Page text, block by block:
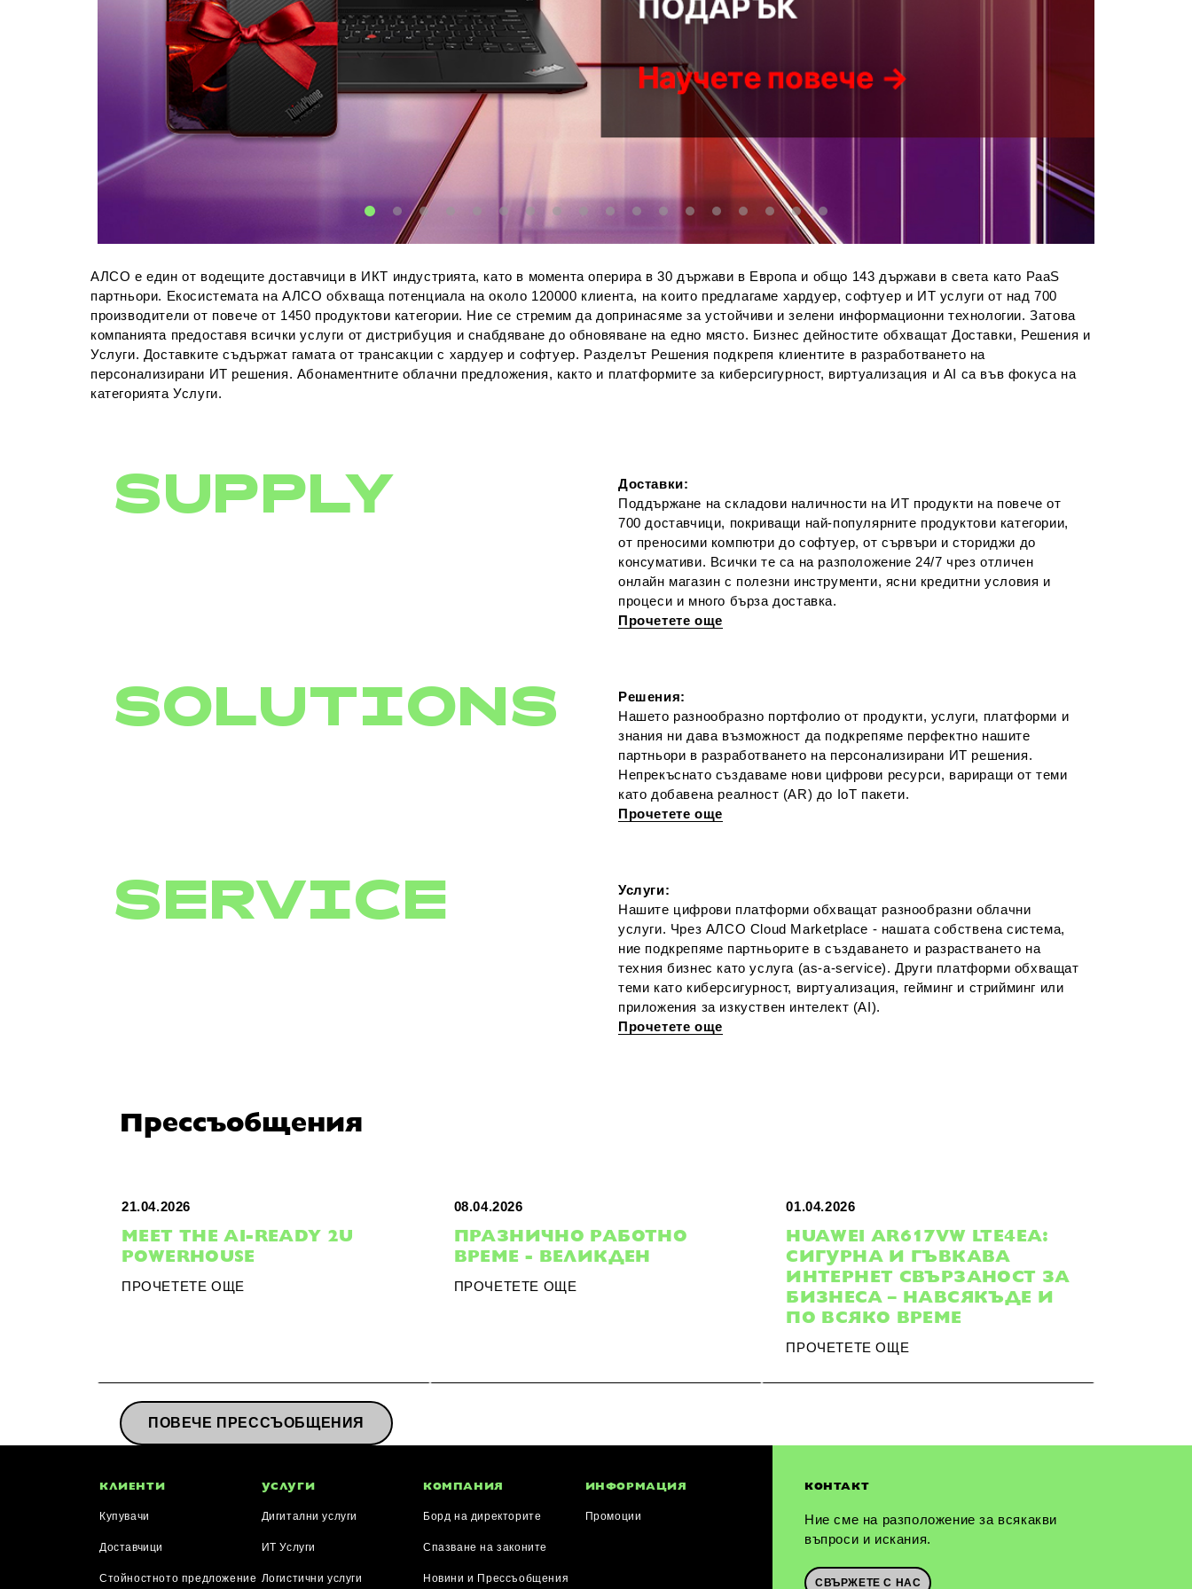
АЛСО е един от водещите доставчици в ИКТ индустрията, като в момента оперира в 30 държави в Европа и общо 143 държави в света като PaaS
партньори. Екосистемата на АЛСО обхваща потенциала на около 120000 клиента, на които предлагаме хардуер, софтуер и ИТ услуги от над 700
производители от повече от 1450 продуктови категории. Ние се стремим да допринасяме за устойчиви и зелени информационни технологии. Затова
компанията предоставя всички услуги от дистрибуция и снабдяване до обновяване на едно място. Бизнес дейностите обхващат Доставки, Решения и
Услуги. Доставките съдържат гамата от трансакции с хардуер и софтуер. Разделът Решения подкрепя клиентите в разработването на
персонализирани ИТ решения. Абонаментните облачни предложения, както и платформите за киберсигурност, виртуализация и AI са във фокуса на
категорията Услуги.
SUPPLY
Доставки:
Поддържане на складови наличности на ИТ продукти на повече от
700 доставчици, покриващи най-популярните продуктови категории,
от преносими компютри до софтуер, от сървъри и сториджи до
консумативи. Всички те са на разположение 24/7 чрез отличен
онлайн магазин с полезни инструменти, ясни кредитни условия и
процеси и много бърза доставка.
Прочетете още
SOLUTIONS
Решения:
Нашето разнообразно портфолио от продукти, услуги, платформи и
знания ни дава възможност да подкрепяме перфектно нашите
партньори в разработването на персонализирани ИТ решения.
Непрекъснато създаваме нови цифрови ресурси, вариращи от теми
като добавена реалност (AR) до IoT пакети.
Прочетете още
SERVICE
Услуги:
Нашите цифрови платформи обхващат разнообразни облачни
услуги. Чрез АЛСО Cloud Marketplace - нашата собствена система,
ние подкрепяме партньорите в създаването и разрастването на
техния бизнес като услуга (as-a-service). Други платформи обхващат
теми като киберсигурност, виртуализация, гейминг и стрийминг или
приложения за изкуствен интелект (AI).
Прочетете още
Прессъобщения
21.04.2026
MEET THE AI-READY 2U
POWERHOUSE
ПРОЧЕТЕТЕ ОЩЕ
08.04.2026
ПРАЗНИЧНО РАБОТНО
ВРЕМЕ - ВЕЛИКДЕН
ПРОЧЕТЕТЕ ОЩЕ
01.04.2026
HUAWEI AR617VW LTE4EA:
СИГУРНА И ГЪВКАВА
ИНТЕРНЕТ СВЪРЗАНОСТ ЗА
БИЗНЕСА – НАВСЯКЪДЕ И
ПО ВСЯКО ВРЕМЕ
ПРОЧЕТЕТЕ ОЩЕ
ПОВЕЧЕ ПРЕССЪОБЩЕНИЯ
КОНТАКТ
Ние сме на разположение за всякакви
въпроси и искания.
СВЪРЖЕТЕ С НАС
КЛИЕНТИ
Купувачи
Доставчици
Стойностното предложение
УСЛУГИ
Дигитални услуги
ИТ Услуги
Логистични услуги
КОМПАНИЯ
Борд на директорите
Спазване на законите
Новини и Прессъобщения
ИНФОРМАЦИЯ
Промоции